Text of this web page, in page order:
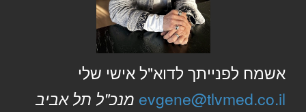
אשמח לפנייתך לדוא"ל אישי שלי
evgene@tlvmed.co.il מנכ"ל תל אביב